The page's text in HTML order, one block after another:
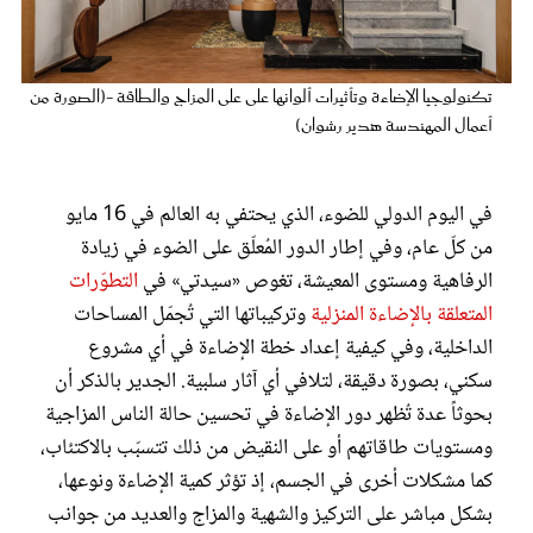
تكنولوجيا الإضاءة وتأثيرات ألوانها على على المزاج والطاقة -(الصورة من
أعمال المهندسة هدير رشوان)
في اليوم الدولي للضوء، الذي يحتفي به العالم في 16 مايو
من كلّ عام، وفي إطار الدور المُعلّق على الضوء في زيادة
الرفاهية ومستوى المعيشة، تغوص «سيدتي» في التطوّرات
المتعلقة بالإضاءة المنزليةوتركيباتها التي تُجمّل المساحات
الداخلية، وفي كيفية إعداد خطة الإضاءة في أي مشروع
سكني، بصورة دقيقة، لتلافي أي آثار سلبية. الجدير بالذكر أن
بحوثاً عدة تُظهر دور الإضاءة في تحسين حالة الناس المزاجية
ومستويات طاقاتهم أو على النقيض من ذلك تتسبّب بالاكتئاب،
كما مشكلات أخرى في الجسم، إذ تؤثر كمية الإضاءة ونوعها،
بشكل مباشر على التركيز والشهية والمزاج والعديد من جوانب
عروس سيدتي
مجلة سيدتي
غلاف رفمي